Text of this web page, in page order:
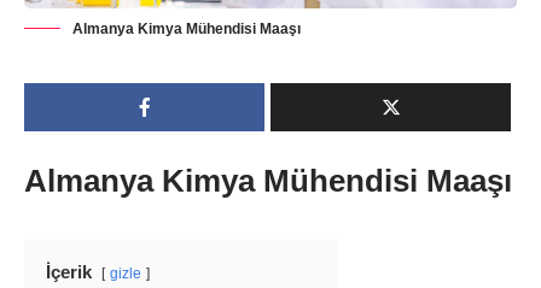
Almanya Kimya Mühendisi Maaşı
Almanya Kimya Mühendisi Maaşı
İçerik gizle